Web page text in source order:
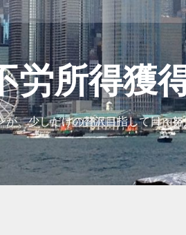
労所得獲
が、少しだけの贅沢目指して日